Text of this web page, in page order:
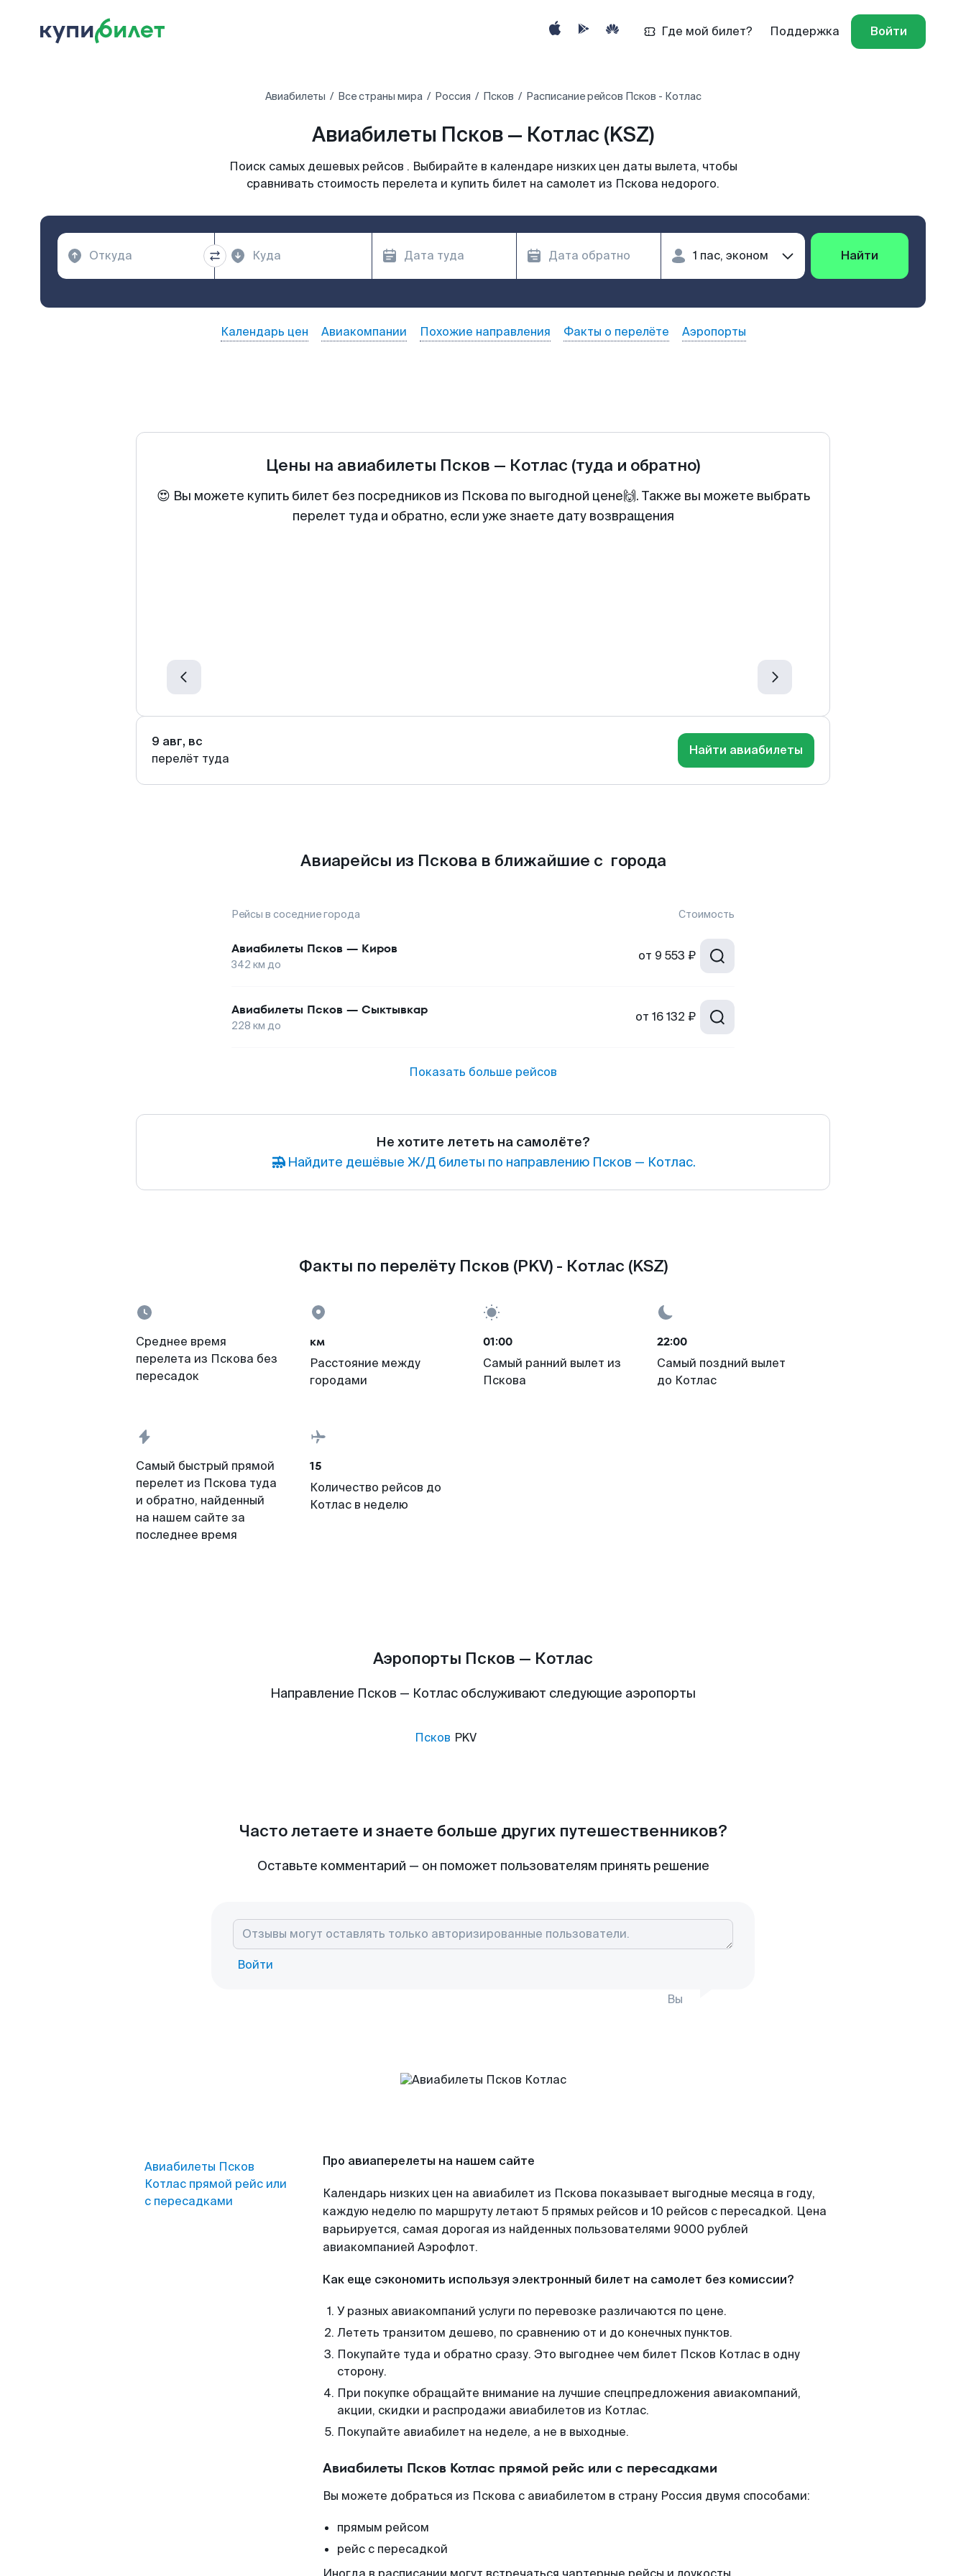
Где мой билет? Поддержка Войти
Авиабилеты Все страны мира Россия Псков Расписание рейсов Псков - Котлас
Авиабилеты Псков — Котлас (KSZ)
Поиск самых дешевых рейсов . Выбирайте в календаре низких цен даты вылета, чтобы
сравнивать стоимость перелета и купить билет на самолет из Пскова недорого.
Найти
Календарь цен Авиакомпании Похожие направления Факты о перелёте Аэропорты
Цены на авиабилеты Псков — Котлас (туда и обратно)
😍 Вы можете купить билет без посредников из Пскова по выгодной цене🙌. Также вы можете выбрать
перелет туда и обратно, если уже знаете дату возвращения
9 авг, вс
перелёт туда
Найти авиабилеты
Авиарейсы из Пскова в ближайшие с города
Рейсы в соседние города Стоимость
Авиабилеты Псков — Киров
342 км до
от 9 553 ₽
Авиабилеты Псков — Сыктывкар
228 км до
от 16 132 ₽
Показать больше рейсов
Не хотите лететь на самолёте?
Найдите дешёвые Ж/Д билеты по направлению Псков — Котлас.
Факты по перелёту Псков (PKV) - Котлас (KSZ)
Среднее время
перелета из Пскова без
пересадок
км
Расстояние между
городами
01:00
Самый ранний вылет из
Пскова
22:00
Самый поздний вылет
до Котлас
Самый быстрый прямой
перелет из Пскова туда
и обратно, найденный
на нашем сайте за
последнее время
15
Количество рейсов до
Котлас в неделю
Аэропорты Псков — Котлас
Направление Псков — Котлас обслуживают следующие аэропорты
Псков PKV
Часто летаете и знаете больше других путешественников?
Оставьте комментарий — он поможет пользователям принять решение
Войти
Вы
Авиабилеты Псков
Котлас прямой рейс или
с пересадками
Про авиаперелеты на нашем сайте
Календарь низких цен на авиабилет из Пскова показывает выгодные месяца в году,
каждую неделю по маршруту летают 5 прямых рейсов и 10 рейсов с пересадкой. Цена
варьируется, самая дорогая из найденных пользователями 9000 рублей
авиакомпанией Аэрофлот.
Как еще сэкономить используя электронный билет на самолет без комиссии?
У разных авиакомпаний услуги по перевозке различаются по цене.
Лететь транзитом дешево, по сравнению от и до конечных пунктов.
Покупайте туда и обратно сразу. Это выгоднее чем билет Псков Котлас в одну
сторону.
При покупке обращайте внимание на лучшие спецпредложения авиакомпаний,
акции, скидки и распродажи авиабилетов из Котлас.
Покупайте авиабилет на неделе, а не в выходные.
Авиабилеты Псков Котлас прямой рейс или с пересадками
Вы можете добраться из Пскова с авиабилетом в страну Россия двумя способами:
прямым рейсом
рейс с пересадкой